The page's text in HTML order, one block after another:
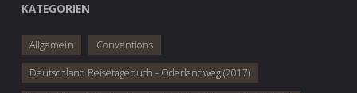
KATEGORIEN
Allgemein Conventions
Deutschland Reisetagebuch - Oderlandweg (2017)